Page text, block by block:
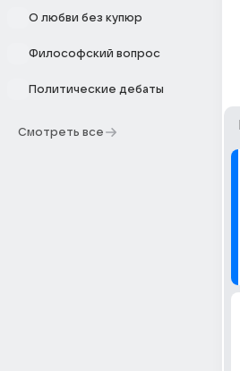
О любви без купюр
Философский вопрос
Политические дебаты
Смотреть все